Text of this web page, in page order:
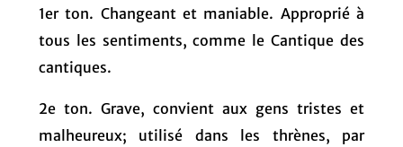
1er ton. Changeant et maniable. Approprié à
tous les sentiments, comme le Cantique des
cantiques.
2e ton. Grave, convient aux gens tristes et
malheureux; utilisé dans les thrènes, par